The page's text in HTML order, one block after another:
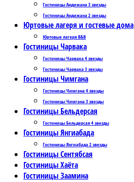
Гостиницы Андижана 3 звезды
Гостиницы Андижана 2 звезды
Юртовые лагеря и гостевые дома
Юртовые лагеря B&B
Гостиницы Чарвака
Гостиницы Чарвака 4 звезды
Гостиницы Чарвака 3 звезды
Гостиницы Чимгана
Гостиницы Чимгана 4 звезды
Гостиницы Чимгана 3 звезды
Гостиницы Бельдерсая
Гостиницы Бельдерсая 4 звезды
Гостиницы Янгиабада
Гостиницы Янгиабада 2 звезды
Гостиницы Сентябсая
Гостиницы Хаёта
Гостиницы Заамина